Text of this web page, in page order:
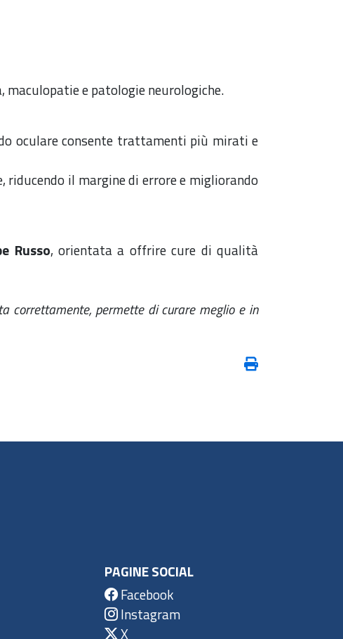
e patologie neurologiche.
oculare consente trattamenti più mirati e
il margine di errore e migliorando
Russo, orientata a offrire cure di qualità
correttamente, permette di curare meglio e in
PAGINE SOCIAL
Facebook
Instagram
X